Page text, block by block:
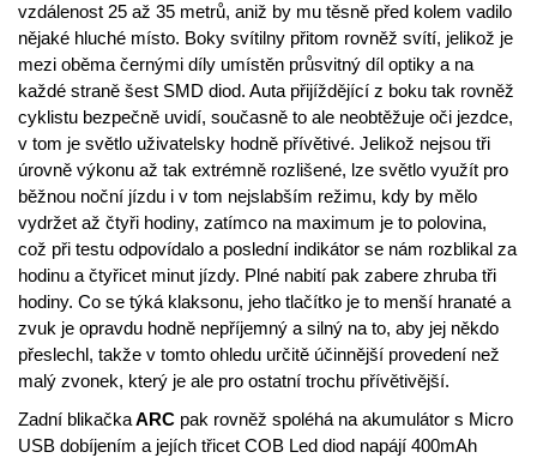
vzdálenost 25 až 35 metrů, aniž by mu těsně před kolem vadilo
nějaké hluché místo. Boky svítilny přitom rovněž svítí, jelikož je
mezi oběma černými díly umístěn průsvitný díl optiky a na
každé straně šest SMD diod. Auta přijíždějící z boku tak rovněž
cyklistu bezpečně uvidí, současně to ale neobtěžuje oči jezdce,
v tom je světlo uživatelsky hodně přívětivé. Jelikož nejsou tři
úrovně výkonu až tak extrémně rozlišené, lze světlo využít pro
běžnou noční jízdu i v tom nejslabším režimu, kdy by mělo
vydržet až čtyři hodiny, zatímco na maximum je to polovina,
což při testu odpovídalo a poslední indikátor se nám rozblikal za
hodinu a čtyřicet minut jízdy. Plné nabití pak zabere zhruba tři
hodiny. Co se týká klaksonu, jeho tlačítko je to menší hranaté a
zvuk je opravdu hodně nepříjemný a silný na to, aby jej někdo
přeslechl, takže v tomto ohledu určitě účinnější provedení než
malý zvonek, který je ale pro ostatní trochu přívětivější.
Zadní blikačkaARC pak rovněž spoléhá na akumulátor s Micro
USB dobíjením a jejích třicet COB Led diod napájí 400mAh